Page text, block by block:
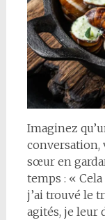
Imaginez
conversation,
sœur en
temps : «
j’ai trouvé le
agités, je leur